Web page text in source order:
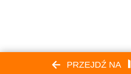
PRZEJDŹ NA